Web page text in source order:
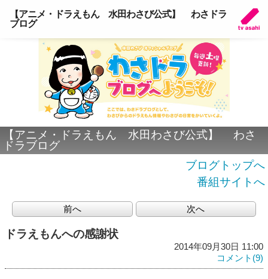
【アニメ・ドラえもん 水田わさび公式】 わさドラ
ブログ
【アニメ・ドラえもん 水田わさび公式】 わさ
ドラブログ
ブログトップへ
番組サイトへ
前へ 次へ
ドラえもんへの感謝状
2014年09月30日 11:00
コメント(9)